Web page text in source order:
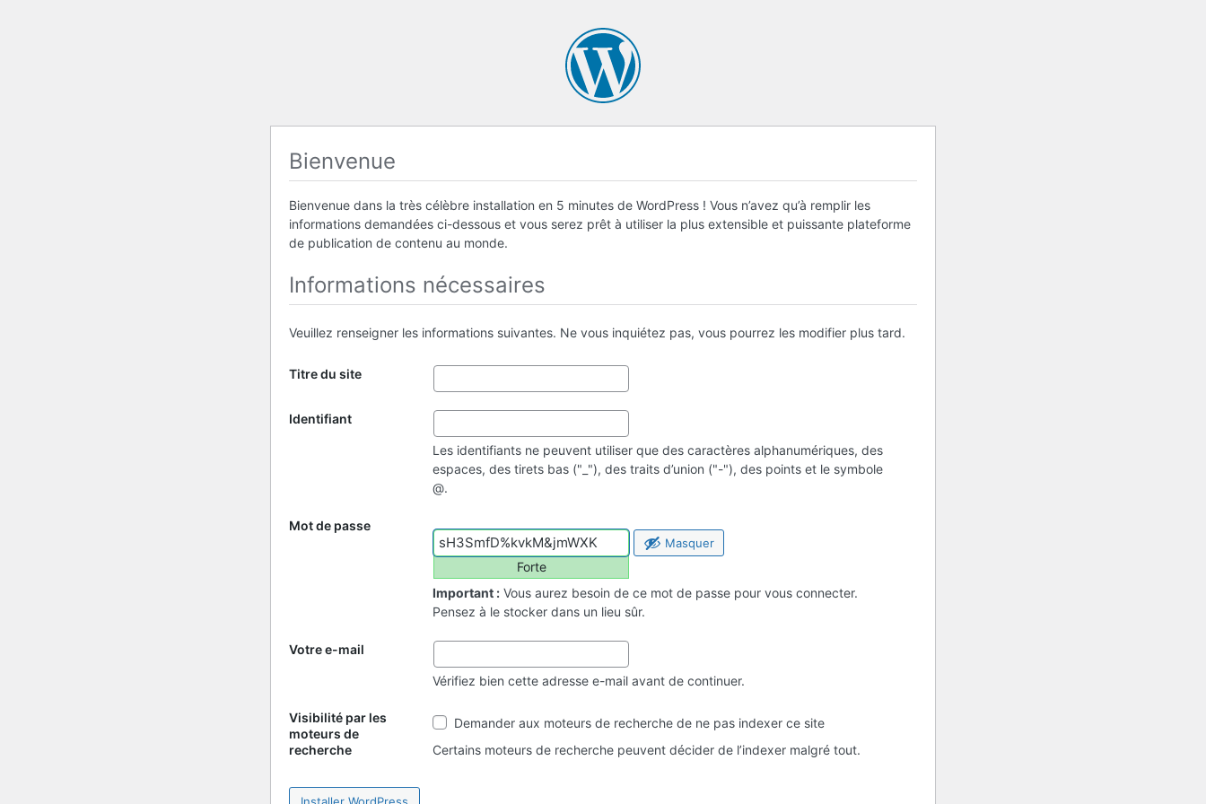
Bienvenue
Bienvenue dans la très célèbre installation en 5 minutes de WordPress ! Vous n’avez qu’à remplir les
informations demandées ci-dessous et vous serez prêt à utiliser la plus extensible et puissante plateforme
de publication de contenu au monde.
Informations nécessaires
Veuillez renseigner les informations suivantes. Ne vous inquiétez pas, vous pourrez les modifier plus tard.
Titre du site
Identifiant
Les identifiants ne peuvent utiliser que des caractères alphanumériques, des
espaces, des tirets bas ("_"), des traits d’union ("-"), des points et le symbole
@.
Mot de passe
Masquer
Forte
Important : Vous aurez besoin de ce mot de passe pour vous connecter.
Pensez à le stocker dans un lieu sûr.
Votre e-mail
Vérifiez bien cette adresse e-mail avant de continuer.
Visibilité par les
moteurs de
recherche
Visibilité
par
les
Demander aux moteurs de recherche de ne pas indexer ce site
Certains moteurs de recherche peuvent décider de l’indexer malgré tout.